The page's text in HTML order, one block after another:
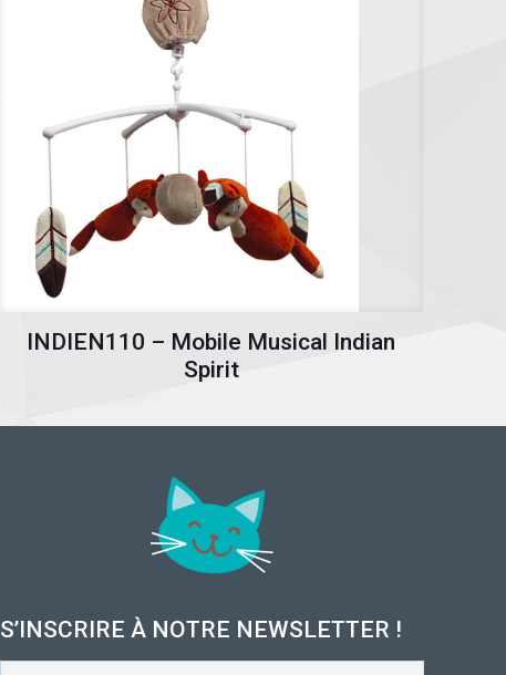
INDIEN110 – Mobile Musical Indian
Spirit
S’INSCRIRE À NOTRE NEWSLETTER !